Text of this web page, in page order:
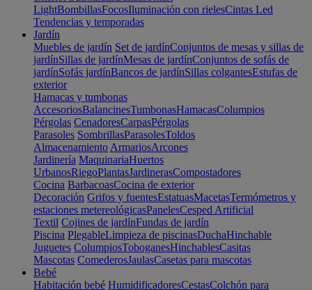
LightBombillasFocosIluminación con rielesCintas Led
Tendencias y temporadas
Jardín
Muebles de jardín Set de jardínConjuntos de mesas y sillas de
jardínSillas de jardínMesas de jardínConjuntos de sofás de
jardínSofás jardínBancos de jardínSillas colgantesEstufas de
exterior
Hamacas y tumbonas
AccesoriosBalancinesTumbonasHamacasColumpios
Pérgolas CenadoresCarpasPérgolas
Parasoles SombrillasParasolesToldos
Almacenamiento ArmariosArcones
Jardinería MaquinariaHuertos
UrbanosRiegoPlantasJardinerasCompostadores
Cocina BarbacoasCocina de exterior
Decoración Grifos y fuentesEstatuasMacetasTermómetros y
estaciones metereológicasPanelesCesped Artificial
Textil Cojines de jardínFundas de jardín
Piscina PlegableLimpieza de piscinasDuchaHinchable
Juguetes ColumpiosToboganesHinchablesCasitas
Mascotas ComederosJaulasCasetas para mascotas
Bebé
Habitación bebé HumidificadoresCestasColchón para